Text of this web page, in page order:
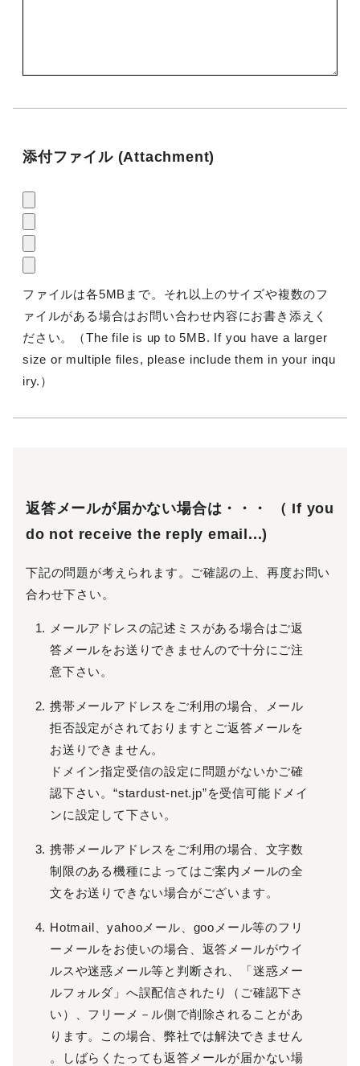
添付ファイル (Attachment)
ファイルは各5MBまで。それ以上のサイズや複数のフ
ァイルがある場合はお問い合わせ内容にお書き添えく
ださい。（The file is up to 5MB. If you have a larger
size or multiple files, please include them in your inqu
iry.）
返答メールが届かない場合は・・・ （ If you
do not receive the reply email...)
下記の問題が考えられます。ご確認の上、再度お問い
合わせ下さい。
メールアドレスの記述ミスがある場合はご返
答メールをお送りできませんので十分にご注
意下さい。
携帯メールアドレスをご利用の場合、メール
拒否設定がされておりますとご返答メールを
お送りできません。
ドメイン指定受信の設定に問題がないかご確
認下さい。“stardust-net.jp”を受信可能ドメイ
ンに設定して下さい。
携帯メールアドレスをご利用の場合、文字数
制限のある機種によってはご案内メールの全
文をお送りできない場合がございます。
Hotmail、yahooメール、gooメール等のフリ
ーメールをお使いの場合、返答メールがウイ
ルスや迷惑メール等と判断され、「迷惑メー
ルフォルダ」へ誤配信されたり（ご確認下さ
い）、フリーメ－ル側で削除されることがあ
ります。この場合、弊社では解決できません
。しばらくたっても返答メールが届かない場